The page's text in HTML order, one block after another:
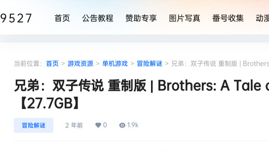
9527 首页 公告教程 赞助专享 图片写真 番号收集 动
当前位置： 首页 > 游戏资源 > 单机游戏 > 冒险解谜 > 兄弟：双子传说 重制版 |
兄弟：双子传说 重制版 | Brothers: A
【27.7GB】
冒险解谜 2 年前 0 1.9k